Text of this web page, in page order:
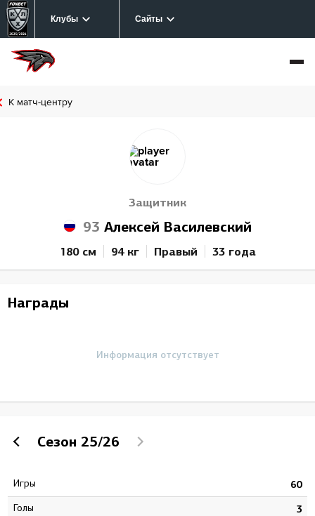
Клубы Сайты
К матч-центру
Защитник
93 Алексей Василевский
180 см 94 кг Правый 33 года
Награды
Информация отсутствует
Сезон 25/26
Игры 60
Голы 3